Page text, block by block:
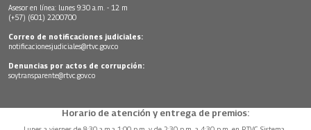
Asesor en línea: lunes 9:30 a.m. - 12 m
(+57) (601) 2200700
Correo de notificaciones judiciales:
notificacionesjudiciales@rtvc.gov.co
Denuncias por actos de corrupción:
soytransparente@rtvc.gov.co
Horario de atención y entrega de premios: